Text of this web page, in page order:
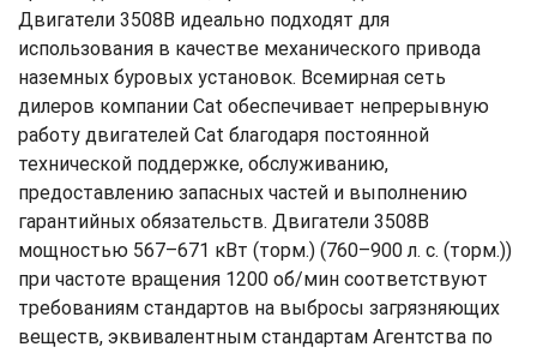
Двигатели 3508B идеально подходят для
использования в качестве механического привода
наземных буровых установок. Всемирная сеть
дилеров компании Cat обеспечивает непрерывную
работу двигателей Cat благодаря постоянной
технической поддержке, обслуживанию,
предоставлению запасных частей и выполнению
гарантийных обязательств. Двигатели 3508B
мощностью 567–671 кВт (торм.) (760–900 л. с. (торм.))
при частоте вращения 1200 об/мин соответствуют
требованиям стандартов на выбросы загрязняющих
веществ, эквивалентным стандартам Агентства по